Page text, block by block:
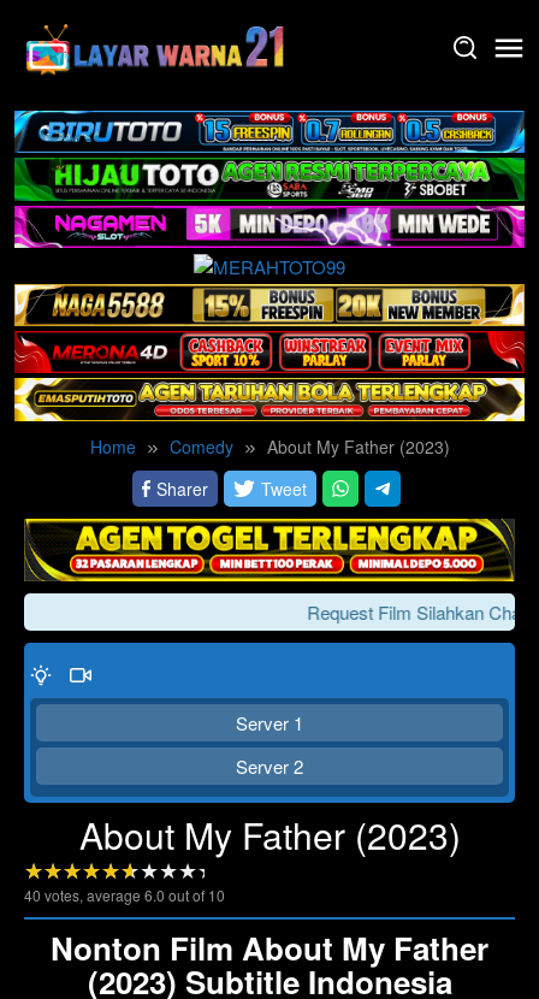
content
Home Comedy
About My Father (2023)
Sharer
Tweet
Request Film Silahkan Chat
Server 1
Server 2
About My Father (2023)
40 votes, average 6.0 out of 10
Nonton Film About My Father
(2023) Subtitle Indonesia